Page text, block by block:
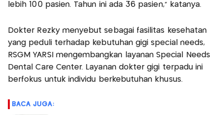
lebih 100 pasien. Tahun ini ada 36 pasien," katanya.
Dokter Rezky menyebut sebagai fasilitas kesehatan
yang peduli terhadap kebutuhan gigi special needs,
RSGM YARSI mengembangkan layanan Special Needs
Dental Care Center. Layanan dokter gigi terpadu ini
berfokus untuk individu berkebutuhan khusus.
BACA JUGA: